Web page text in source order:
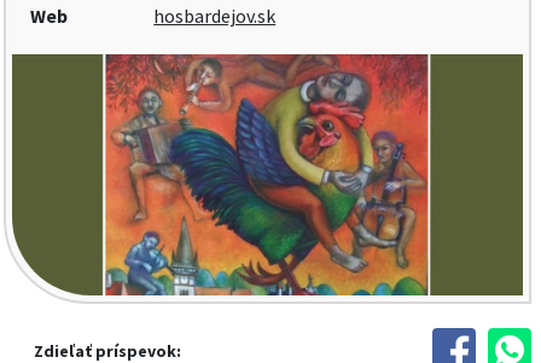
Web
hosbardejov.sk
Zdieľať príspevok: